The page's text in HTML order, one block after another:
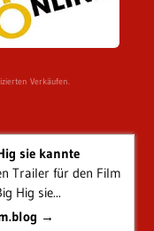
Verkäufen.
sie kannte
Trailer für den Film
Hig sie...
→